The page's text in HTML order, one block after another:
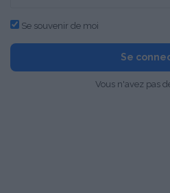
Se souvenir de moi
Se
Vous n'avez pas